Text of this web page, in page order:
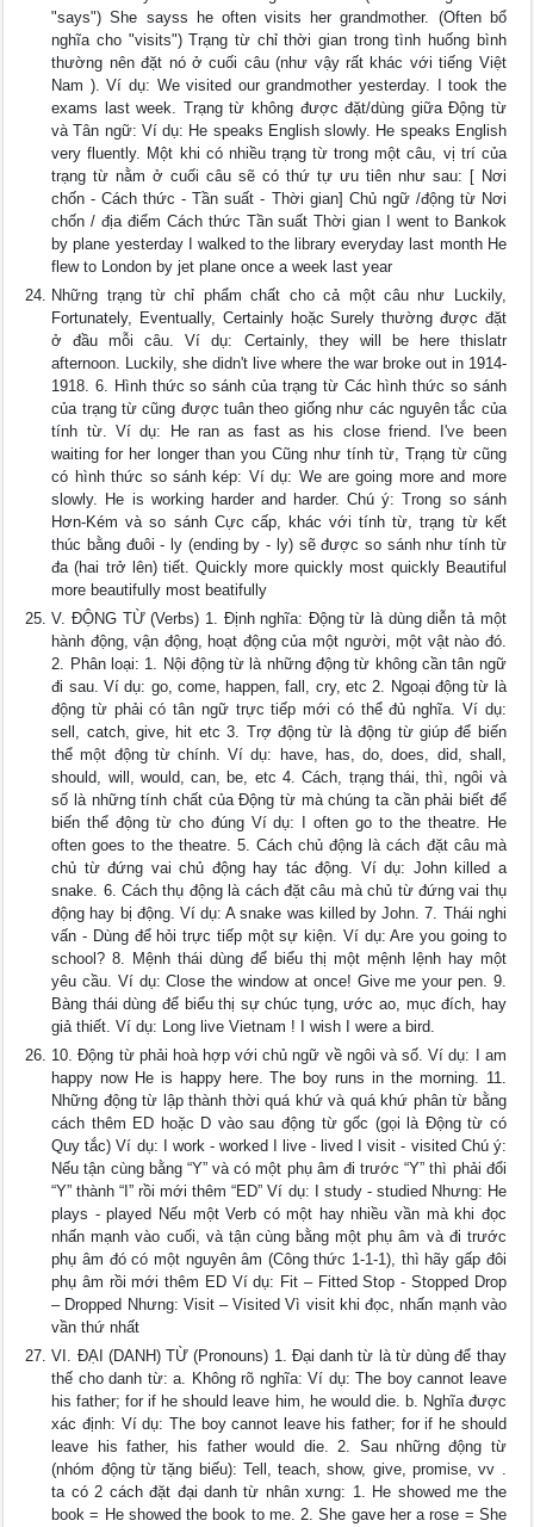
"says") She sayss he often visits her grandmother. (Often bổ
nghĩa cho "visits") Trạng từ chỉ thời gian trong tình huống bình
thường nên đặt nó ở cuối câu (như vậy rất khác với tiếng Việt
Nam ). Ví dụ: We visited our grandmother yesterday. I took the
exams last week. Trạng từ không được đặt/dùng giữa Động từ
và Tân ngữ: Ví dụ: He speaks English slowly. He speaks English
very fluently. Một khi có nhiều trạng từ trong một câu, vị trí của
trạng từ nằm ở cuối câu sẽ có thứ tự ưu tiên như sau: [ Nơi
chốn - Cách thức - Tần suất - Thời gian] Chủ ngữ /động từ Nơi
chốn / địa điểm Cách thức Tần suất Thời gian I went to Bankok
by plane yesterday I walked to the library everyday last month He
flew to London by jet plane once a week last year
Những trạng từ chỉ phẩm chất cho cả một câu như Luckily,
Fortunately, Eventually, Certainly hoặc Surely thường được đặt
ở đầu mỗi câu. Ví dụ: Certainly, they will be here thislatr
afternoon. Luckily, she didn't live where the war broke out in 1914-
1918. 6. Hình thức so sánh của trạng từ Các hình thức so sánh
của trạng từ cũng được tuân theo giống như các nguyên tắc của
tính từ. Ví dụ: He ran as fast as his close friend. I've been
waiting for her longer than you Cũng như tính từ, Trạng từ cũng
có hình thức so sánh kép: Ví dụ: We are going more and more
slowly. He is working harder and harder. Chú ý: Trong so sánh
Hơn-Kém và so sánh Cực cấp, khác với tính từ, trạng từ kết
thúc bằng đuôi - ly (ending by - ly) sẽ được so sánh như tính từ
đa (hai trở lên) tiết. Quickly more quickly most quickly Beautiful
more beautifully most beatifully
V. ĐỘNG TỪ (Verbs) 1. Định nghĩa: Động từ là dùng diễn tả một
hành động, vận động, hoạt động của một người, một vật nào đó.
2. Phân loại: 1. Nội động từ là những động từ không cần tân ngữ
đi sau. Ví dụ: go, come, happen, fall, cry, etc 2. Ngoại động từ là
động từ phải có tân ngữ trực tiếp mới có thể đủ nghĩa. Ví dụ:
sell, catch, give, hit etc 3. Trợ động từ là động từ giúp để biến
thể một động từ chính. Ví dụ: have, has, do, does, did, shall,
should, will, would, can, be, etc 4. Cách, trạng thái, thì, ngôi và
số là những tính chất của Động từ mà chúng ta cần phải biết để
biến thể động từ cho đúng Ví dụ: I often go to the theatre. He
often goes to the theatre. 5. Cách chủ động là cách đặt câu mà
chủ từ đứng vai chủ động hay tác động. Ví dụ: John killed a
snake. 6. Cách thụ động là cách đặt câu mà chủ từ đứng vai thụ
động hay bị động. Ví dụ: A snake was killed by John. 7. Thái nghi
vấn - Dùng để hỏi trực tiếp một sự kiện. Ví dụ: Are you going to
school? 8. Mệnh thái dùng để biểu thị một mệnh lệnh hay một
yêu cầu. Ví dụ: Close the window at once! Give me your pen. 9.
Bàng thái dùng để biểu thị sự chúc tụng, ước ao, mục đích, hay
giả thiết. Ví dụ: Long live Vietnam ! I wish I were a bird.
10. Động từ phải hoà hợp với chủ ngữ về ngôi và số. Ví dụ: I am
happy now He is happy here. The boy runs in the morning. 11.
Những động từ lập thành thời quá khứ và quá khứ phân từ bằng
cách thêm ED hoặc D vào sau động từ gốc (gọi là Động từ có
Quy tắc) Ví dụ: I work - worked I live - lived I visit - visited Chú ý:
Nếu tận cùng bằng “Y” và có một phụ âm đi trước “Y” thì phải đổi
“Y” thành “I” rồi mới thêm “ED” Ví dụ: I study - studied Nhưng: He
plays - played Nếu một Verb có một hay nhiều vần mà khi đọc
nhấn mạnh vào cuối, và tận cùng bằng một phụ âm và đi trước
phụ âm đó có một nguyên âm (Công thức 1-1-1), thì hãy gấp đôi
phụ âm rồi mới thêm ED Ví dụ: Fit – Fitted Stop - Stopped Drop
– Dropped Nhưng: Visit – Visited Vì visit khi đọc, nhấn mạnh vào
vần thứ nhất
VI. ĐẠI (DANH) TỪ (Pronouns) 1. Đại danh từ là từ dùng để thay
thế cho danh từ: a. Không rõ nghĩa: Ví dụ: The boy cannot leave
his father; for if he should leave him, he would die. b. Nghĩa được
xác định: Ví dụ: The boy cannot leave his father; for if he should
leave his father, his father would die. 2. Sau những động từ
(nhóm động từ tặng biếu): Tell, teach, show, give, promise, vv .
ta có 2 cách đặt đại danh từ nhân xưng: 1. He showed me the
book = He showed the book to me. 2. She gave her a rose = She